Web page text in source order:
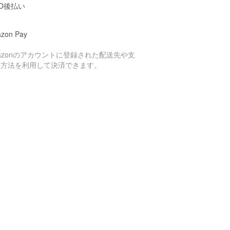
後払い
Pay
のアカウントに登録された配送先や支
法を利用して決済できます。